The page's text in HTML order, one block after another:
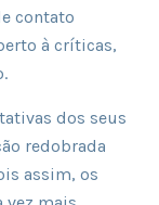
contato
à críticas,
dos seus
redobrada
assim, os